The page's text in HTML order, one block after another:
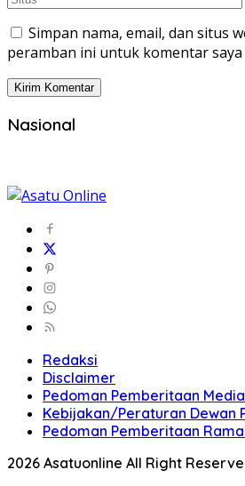
Simpan nama, email, dan situs
peramban ini untuk komentar
Nasional
Redaksi
Disclaimer
Pedoman Pemberitaan
Kebijakan/Peraturan Dewan
Pedoman Pemberitaan
2026 Asatuonline All Right